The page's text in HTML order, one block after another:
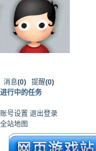
消息(0) 提醒(0)
进行中的任务
账号设置 退出登录
全站地图